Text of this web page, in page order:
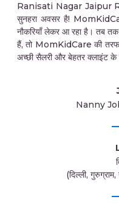
Ranisati Nagar Jaipur
सुनहरा अवसर है!
नौकरियाँ लेकर आ रहा है। तब तक
हैं, तो MomKidCare की तरफ
अच्छी सैलरी और बेहतर क्लाइंट के
Nanny
(दिल्ली, गुरुग्राम,